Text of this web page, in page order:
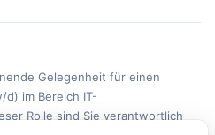
Gelegenheit für einen
im Bereich IT-
Rolle sind Sie verantwortlich